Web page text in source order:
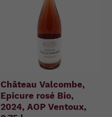
Château Valcombe,
Epicure rosé Bio,
2024, AOP Ventoux,